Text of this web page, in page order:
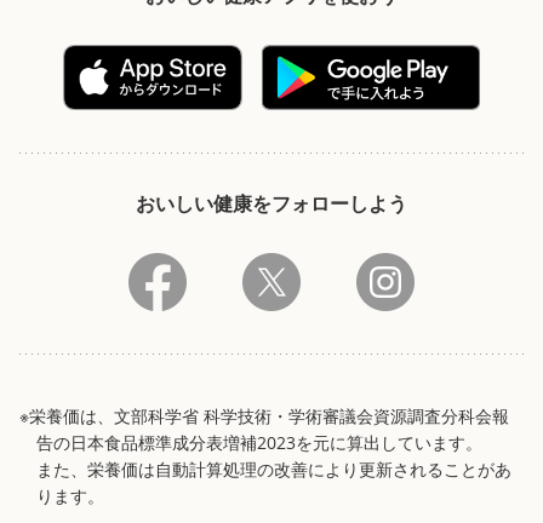
おいしい健康をフォローしよう
※栄養価は、文部科学省 科学技術・学術審議会資源調査分科会報
告の日本食品標準成分表増補2023を元に算出しています。
また、栄養価は自動計算処理の改善により更新されることがあ
ります。